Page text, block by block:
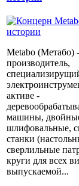
Metabo (Метабо)
производитель,
активе -
машины,
шлифовальные,
станки
сверлильные
круги для всех
выпускаемой...